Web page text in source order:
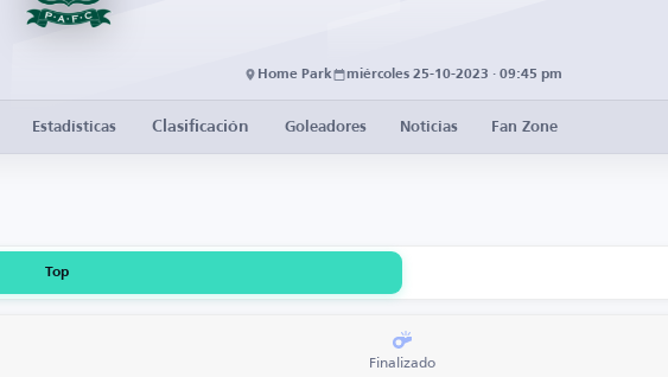
Home Park miércoles 25-10-2023 · 09:45 pm
Estadísticas Clasificación Goleadores Noticias Fan Zone
Top
Finalizado